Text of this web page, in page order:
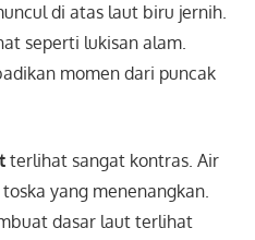
di atas laut biru jernih.
seperti lukisan alam.
momen dari puncak
terlihat sangat kontras. Air
yang menenangkan.
dasar laut terlihat